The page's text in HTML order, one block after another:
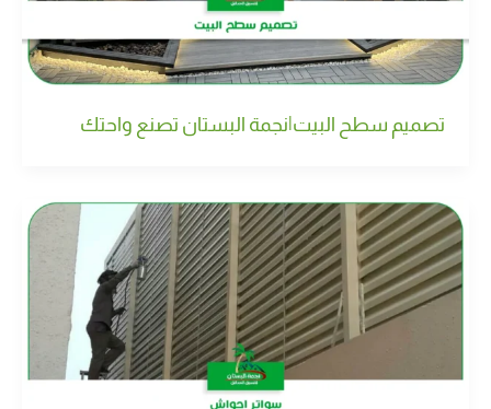
تصميم سطح البيت|نجمة البستان تصنع واحتك